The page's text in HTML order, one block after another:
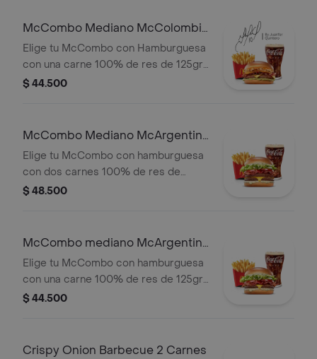
con papas medianas y gaseosa
McCombo Mediano McColombia
1 Carne
Elige tu McCombo con Hamburguesa
con una carne 100% de res de 125gr
c/u, salsa chicharron, cebolla crispy,
papas medianas y gaseosa mediana a
$ 44.500
McCombo Mediano McArgentina
2 Carnes
Elige tu McCombo con hamburguesa
con dos carnes 100% de res de
125gr c/u, salsa mayo chimichurri,
medianas y gaseosa mediana a elegir.
$ 48.500
McCombo mediano McArgentina
1 Carne
Elige tu McCombo con hamburguesa
con una carne 100% de res de 125gr,
salsa mayo chimichurri, cebolla
y gaseosa mediana a elegir.
$ 44.500
Crispy Onion Barbecue 2 Carnes